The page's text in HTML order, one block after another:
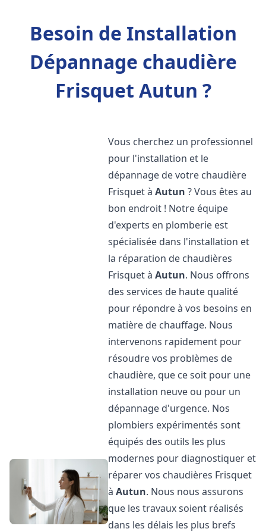
Besoin de Installation
Dépannage chaudière
Frisquet Autun ?
Vous cherchez un professionnel
pour l'installation et le
dépannage de votre chaudière
Frisquet àAutun ? Vous êtes au
bon endroit ! Notre équipe
d'experts en plomberie est
spécialisée dans l'installation et
la réparation de chaudières
Frisquet àAutun. Nous offrons
des services de haute qualité
pour répondre à vos besoins en
matière de chauffage. Nous
intervenons rapidement pour
résoudre vos problèmes de
chaudière, que ce soit pour une
installation neuve ou pour un
dépannage d'urgence. Nos
plombiers expérimentés sont
équipés des outils les plus
modernes pour diagnostiquer et
réparer vos chaudières Frisquet
àAutun. Nous nous assurons
que les travaux soient réalisés
dans les délais les plus brefs